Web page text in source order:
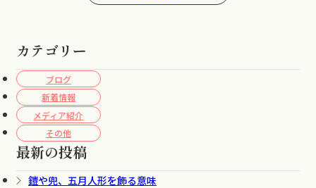
カテゴリー
ブログ
新着情報
メディア紹介
その他
最新の投稿
鎧や兜、五月人形を飾る意味